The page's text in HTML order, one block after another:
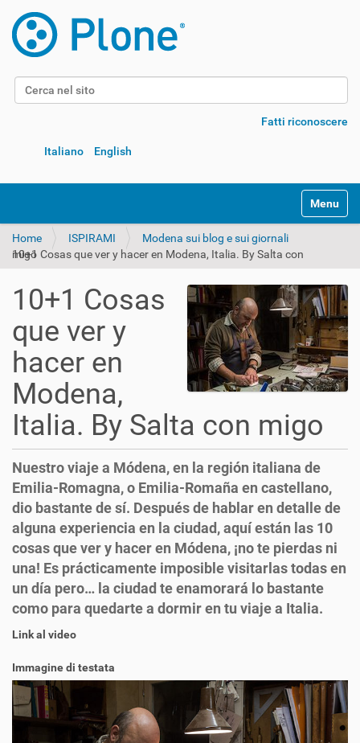
Cerca nel sito
Fatti riconoscere
Italiano English
Alterna
Home ISPIRAMI
Modena sui blog e sui giornali
10+1 Cosas que ver y hacer en Modena, Italia. By Salta con migo
10+1 Cosas
que ver y
hacer en
Modena,
Italia. By Salta con migo
Nuestro viaje a Módena, en la región italiana de
Emilia-Romagna, o Emilia-Romaña en castellano,
dio bastante de sí. Después de hablar en detalle de
alguna experiencia en la ciudad, aquí están las 10
cosas que ver y hacer en Módena, ¡no te pierdas ni
una! Es prácticamente imposible visitarlas todas en
un día pero… la ciudad te enamorará lo bastante
como para quedarte a dormir en tu viaje a Italia.
Link al video
Immagine di testata